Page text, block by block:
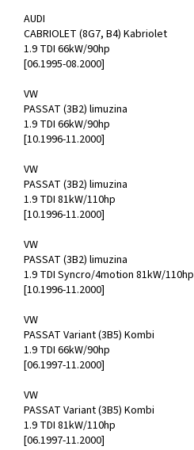
AUDI
CABRIOLET (8G7, B4) Kabriolet
1.9 TDI 66kW/90hp
[06.1995-08.2000]
VW
PASSAT (3B2) limuzina
1.9 TDI 66kW/90hp
[10.1996-11.2000]
VW
PASSAT (3B2) limuzina
1.9 TDI 81kW/110hp
[10.1996-11.2000]
VW
PASSAT (3B2) limuzina
1.9 TDI Syncro/4motion 81kW/110hp
[10.1996-11.2000]
VW
PASSAT Variant (3B5) Kombi
1.9 TDI 66kW/90hp
[06.1997-11.2000]
VW
PASSAT Variant (3B5) Kombi
1.9 TDI 81kW/110hp
[06.1997-11.2000]